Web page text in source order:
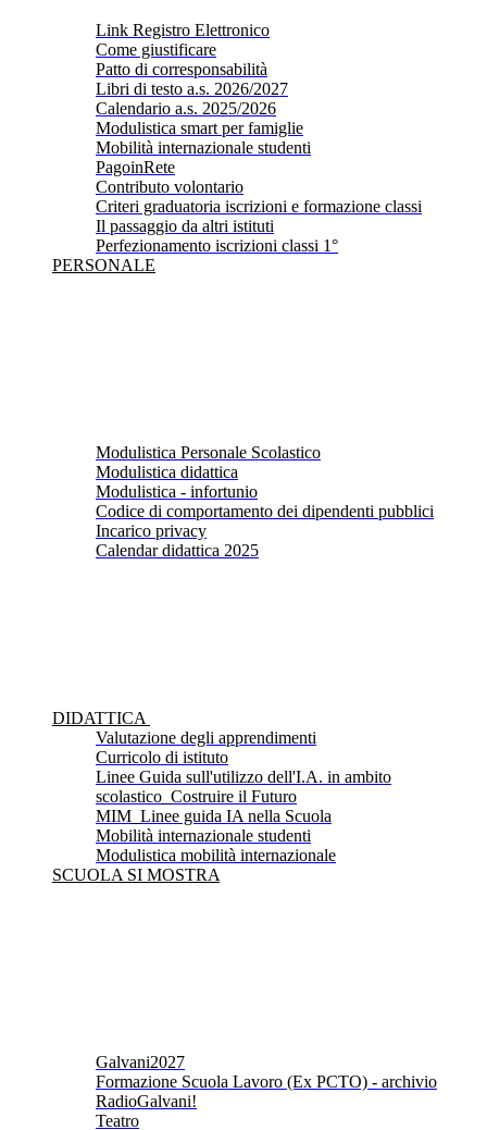
Link Registro Elettronico
Come giustificare
Patto di corresponsabilità
Libri di testo a.s. 2026/2027
Calendario a.s. 2025/2026
Modulistica smart per famiglie
Mobilità internazionale studenti
PagoinRete
Contributo volontario
Criteri graduatoria iscrizioni e formazione classi
Il passaggio da altri istituti
Perfezionamento iscrizioni classi 1°
PERSONALE
Modulistica Personale Scolastico
Modulistica didattica
Modulistica - infortunio
Codice di comportamento dei dipendenti pubblici
Incarico privacy
Calendar didattica 2025
DIDATTICA
Valutazione degli apprendimenti
Curricolo di istituto
Linee Guida sull'utilizzo dell'I.A. in ambito
scolastico_Costruire il Futuro
MIM_Linee guida IA nella Scuola
Mobilità internazionale studenti
Modulistica mobilità internazionale
SCUOLA SI MOSTRA
Galvani2027
Formazione Scuola Lavoro (Ex PCTO) - archivio
RadioGalvani!
Teatro